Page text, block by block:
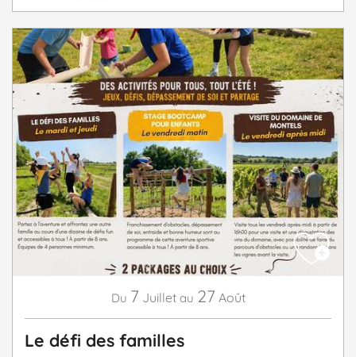
Du 7 Juillet au 27 Août
Le défi des familles